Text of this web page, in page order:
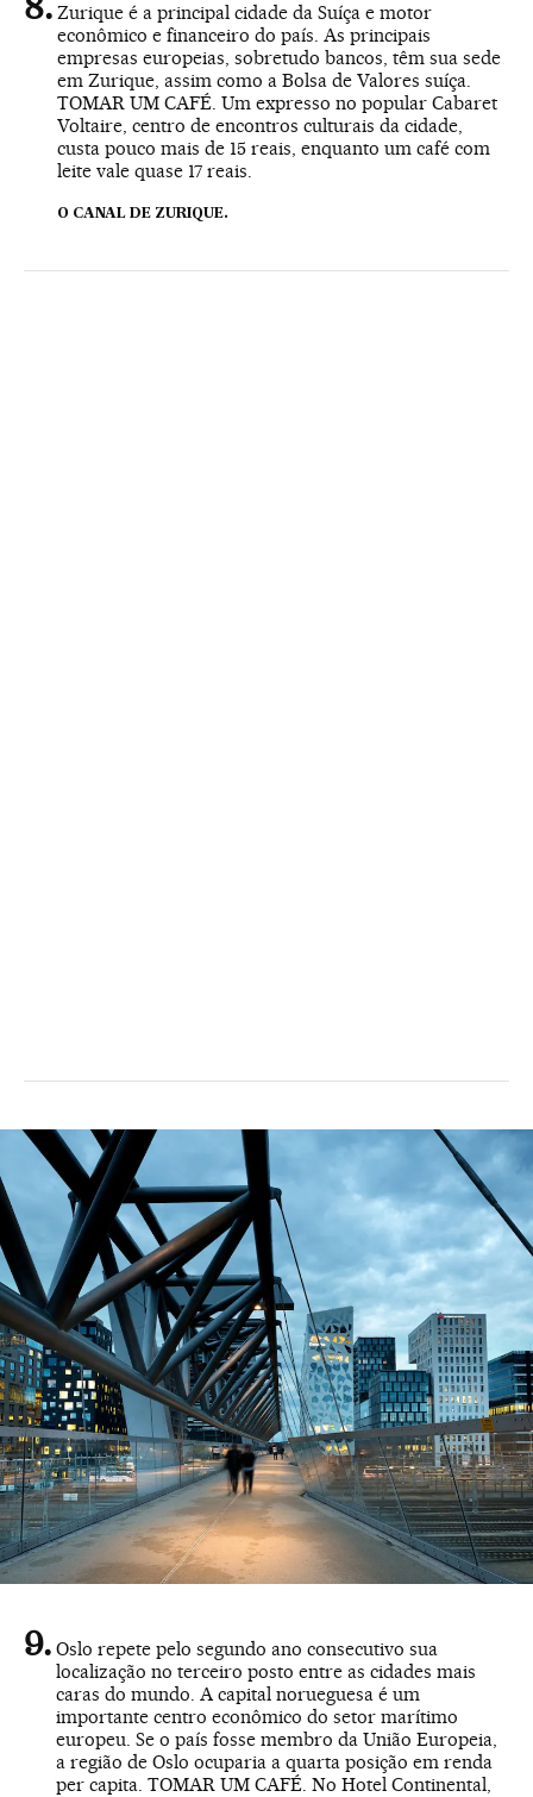
Zurique é a principal cidade da Suíça e motor
econômico e financeiro do país. As principais
empresas europeias, sobretudo bancos, têm sua sede
em Zurique, assim como a Bolsa de Valores suíça.
TOMAR UM CAFÉ. Um expresso no popular Cabaret
Voltaire, centro de encontros culturais da cidade,
custa pouco mais de 15 reais, enquanto um café com
leite vale quase 17 reais.
O CANAL DE ZURIQUE.
Oslo repete pelo segundo ano consecutivo sua
localização no terceiro posto entre as cidades mais
caras do mundo. A capital norueguesa é um
importante centro econômico do setor marítimo
europeu. Se o país fosse membro da União Europeia,
a região de Oslo ocuparia a quarta posição em renda
per capita. TOMAR UM CAFÉ. No Hotel Continental,